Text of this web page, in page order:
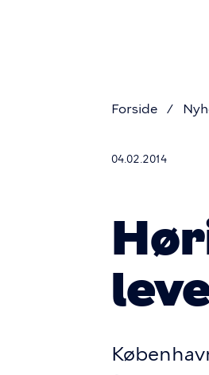
Forside
04.02.2014